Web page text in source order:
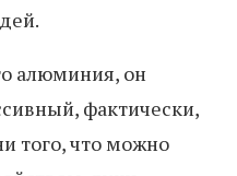
алюминия, он
фактически,
того, что можно